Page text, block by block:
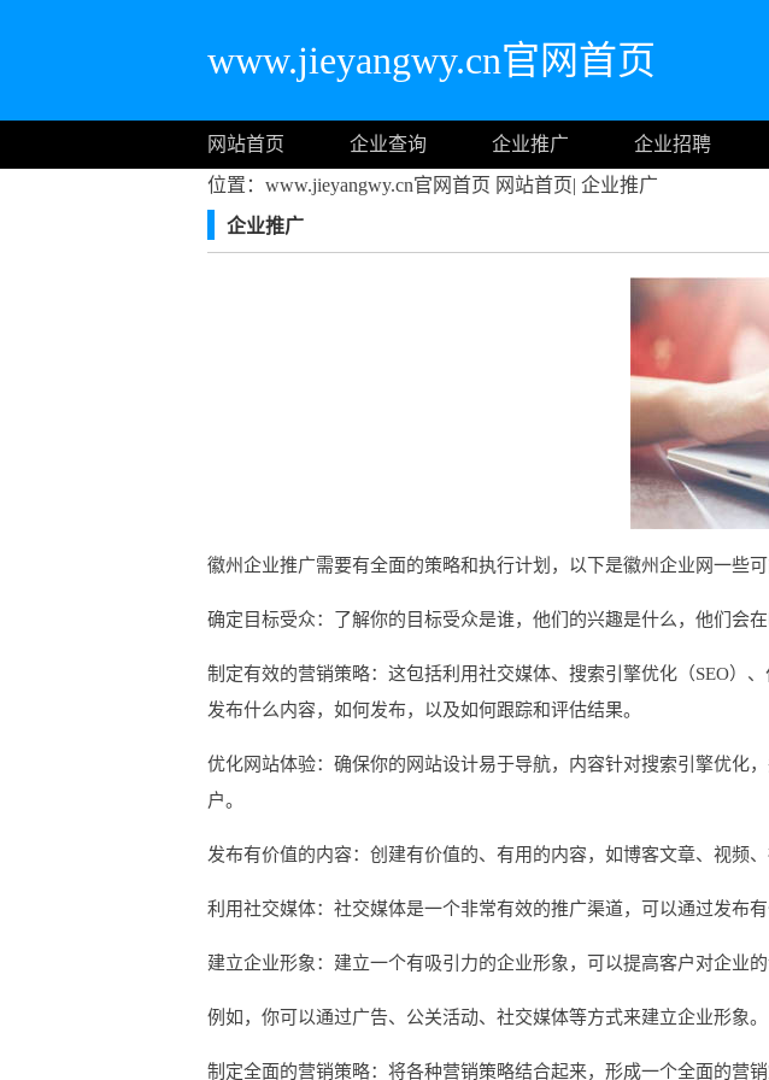
www.jieyangwy.cn官网首页
网站首页 企业查询 企业推广 企业招聘
位置：www.jieyangwy.cn官网首页 网站首页| 企业推广
企业推广
徽州企业推广需要有全面的策略和执行计划，以下是徽州企业网一些可
确定目标受众：了解你的目标受众是谁，他们的兴趣是什么，他们会
制定有效的营销策略：这包括利用社交媒体、搜索引擎优化（SEO）
发布什么内容，如何发布，以及如何跟踪和评估结果。
优化网站体验：确保你的网站设计易于导航，内容针对搜索引擎优化
户。
发布有价值的内容：创建有价值的、有用的内容，如博客文章、视频
利用社交媒体：社交媒体是一个非常有效的推广渠道，可以通过发布
建立企业形象：建立一个有吸引力的企业形象，可以提高客户对企业
例如，你可以通过广告、公关活动、社交媒体等方式来建立企业形象。
制定全面的营销策略：将各种营销策略结合起来，形成一个全面的营